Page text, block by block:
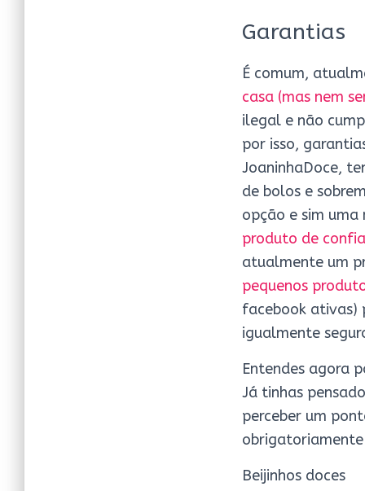
Garantias
É comum,
casa (mas nem
ilegal e não
por isso,
JoaninhaDoce,
de bolos e
opção e sim uma
produto de
atualmente um
pequenos
facebook ativas)
igualmente
Entendes agora
Já tinhas
perceber um
obrigatoriamente
Beijinhos doces